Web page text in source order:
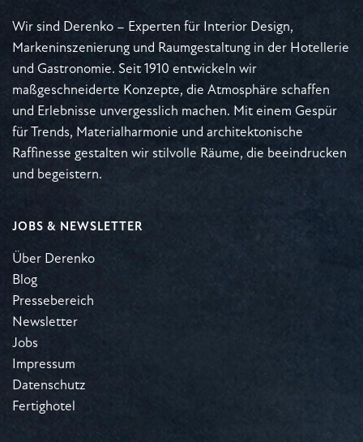
Wir sind Derenko – Experten für Interior Design,
Markeninszenierung und Raumgestaltung in der Hotellerie
und Gastronomie. Seit 1910 entwickeln wir
maßgeschneiderte Konzepte, die Atmosphäre schaffen
und Erlebnisse unvergesslich machen. Mit einem Gespür
für Trends, Materialharmonie und architektonische
Raffinesse gestalten wir stilvolle Räume, die beeindrucken
und begeistern.
JOBS & NEWSLETTER
Über Derenko
Blog
Pressebereich
Newsletter
Jobs
Impressum
Datenschutz
Fertighotel